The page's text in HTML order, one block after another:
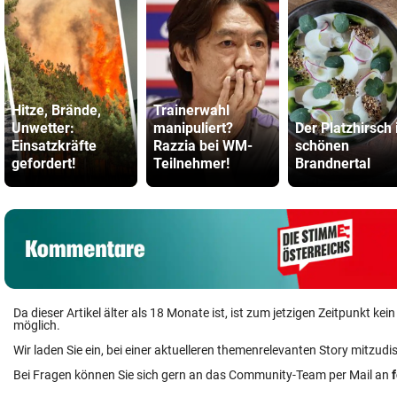
Hitze, Brände,
Unwetter:
Einsatzkräfte
gefordert!
Trainerwahl
manipuliert?
Razzia bei WM-
Teilnehmer!
Der Platzhirsch
schönen
Brandnertal
Da dieser Artikel älter als 18 Monate ist, ist zum jetzigen Zeitpunkt
möglich.
Wir laden Sie ein, bei einer aktuelleren themenrelevanten Story
Bei Fragen können Sie sich gern an das Community-Team per Mail an